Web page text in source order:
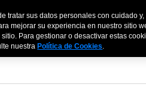
Personas y FamiliasEmpresas
tratar sus datos personales con cuidado
mejorar su experiencia en nuestro sitio
Para gestionar o desactivar estas
nuestra Política de Cookies.